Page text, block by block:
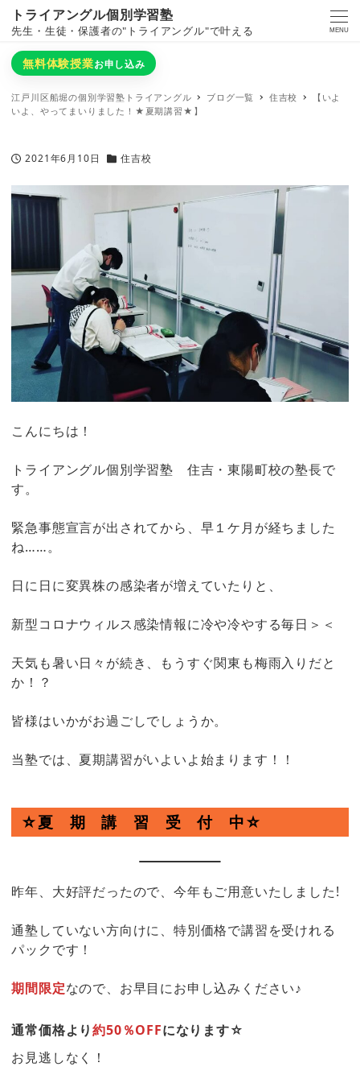
トライアングル個別学習塾
先生・生徒・保護者の"トライアングル"で叶える MENU
無料体験授業お申し込み
江戸川区船堀の個別学習塾トライアングル ブログ一覧 住吉校
【いよ
いよ、やってまいりました！★夏期講習★】
投稿日2021年6月10日 カテゴリー
住吉校
こんにちは！
トライアングル個別学習塾 住吉・東陽町校の塾長で
す。
緊急事態宣言が出されてから、早１ケ月が経ちました
ね……。
日に日に変異株の感染者が増えていたりと、
新型コロナウィルス感染情報に冷や冷やする毎日＞＜
天気も暑い日々が続き、もうすぐ関東も梅雨入りだと
か！？
皆様はいかがお過ごしでしょうか。
当塾では、夏期講習がいよいよ始まります！！
☆夏 期 講 習 受 付 中☆
昨年、大好評だったので、今年もご用意いたしました!
通塾していない方向けに、特別価格で講習を受けれる
パックです！
期間限定なので、お早目にお申し込みください♪
通常価格より約50％OFFになります☆
お見逃しなく！